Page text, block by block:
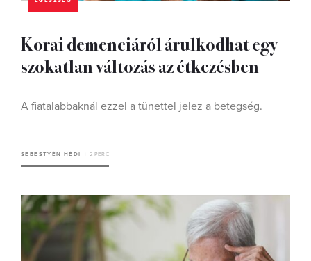
Korai demenciáról árulkodhat egy
szokatlan változás az étkezésben
A fiatalabbaknál ezzel a tünettel jelez a betegség.
SEBESTYÉN HÉDI 2 PERC